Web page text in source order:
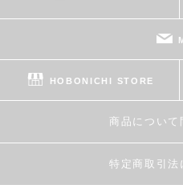
HOBONICHI STORE
商品について
特定商取引法